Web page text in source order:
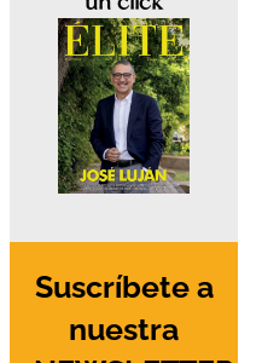
Suscríbete a
nuestra